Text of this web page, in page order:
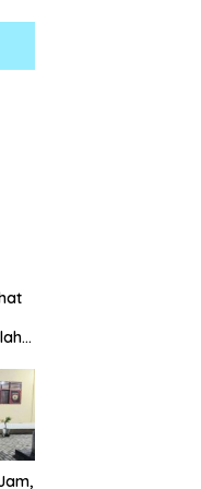
Serdang Bongkar
Sabu di
Dua Pengedar